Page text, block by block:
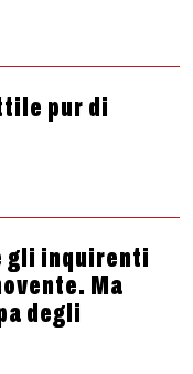
pur di
gli inquirenti
Ma
degli